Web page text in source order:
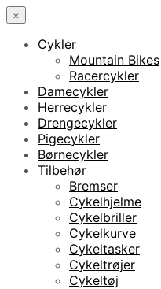
×
Cykler
Mountain Bikes
Racercykler
Damecykler
Herrecykler
Drengecykler
Pigecykler
Børnecykler
Tilbehør
Bremser
Cykelhjelme
Cykelbriller
Cykelkurve
Cykeltasker
Cykeltrøjer
Cykeltøj